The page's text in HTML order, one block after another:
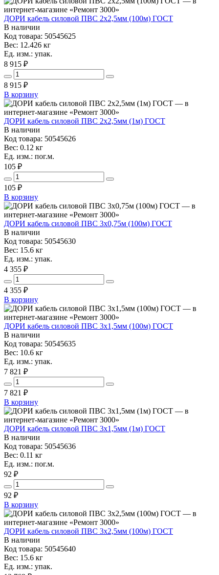
ДОРИ кабель силовой ПВС 2х2,5мм (100м) ГОСТ
В наличии
Код товара: 50545625
Вес: 12.426 кг
Ед. изм.: упак.
8 915 ₽
8 915 ₽
В корзину
ДОРИ кабель силовой ПВС 2х2,5мм (1м) ГОСТ
В наличии
Код товара: 50545626
Вес: 0.12 кг
Ед. изм.: пог.м.
105 ₽
105 ₽
В корзину
ДОРИ кабель силовой ПВС 3х0,75м (100м) ГОСТ
В наличии
Код товара: 50545630
Вес: 15.6 кг
Ед. изм.: упак.
4 355 ₽
4 355 ₽
В корзину
ДОРИ кабель силовой ПВС 3х1,5мм (100м) ГОСТ
В наличии
Код товара: 50545635
Вес: 10.6 кг
Ед. изм.: упак.
7 821 ₽
7 821 ₽
В корзину
ДОРИ кабель силовой ПВС 3х1,5мм (1м) ГОСТ
В наличии
Код товара: 50545636
Вес: 0.11 кг
Ед. изм.: пог.м.
92 ₽
92 ₽
В корзину
ДОРИ кабель силовой ПВС 3х2,5мм (100м) ГОСТ
В наличии
Код товара: 50545640
Вес: 15.6 кг
Ед. изм.: упак.